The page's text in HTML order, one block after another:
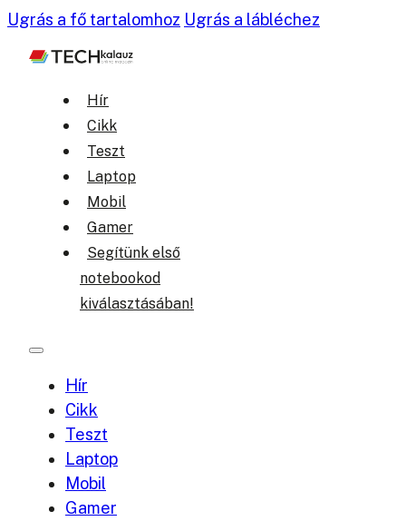
Ugrás a fő tartalomhoz Ugrás a lábléchez
Hír
Cikk
Teszt
Laptop
Mobil
Gamer
Segítünk első
notebookod
kiválasztásában!
Hír
Cikk
Teszt
Laptop
Mobil
Gamer